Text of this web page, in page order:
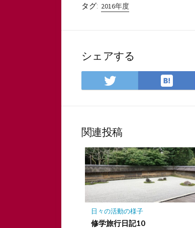
タグ: 2016年度
シェアする
Twitter
で
ア
は
て
マ
ー
ク
に
保
関連投稿
日々の活動の様子
修学旅行日記10